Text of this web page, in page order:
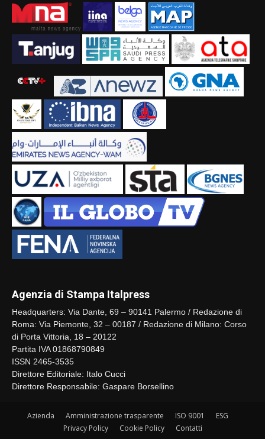
Agenzia di Stampa Italpress
Headquarters: Via Dante, 69 – 90141 Palermo / Redazione di
Roma: Via Piemonte, 32 – 00187 / Redazione di Milano: Corso
di Porta Vittoria, 18 – 20122
Partita IVA 01868790849
ISSN 2465-3535
Direttore Editoriale: Italo Cucci
Direttore Responsabile: Gaspare Borsellino
Azienda Amministrazione trasparente ISO 9001
ESG
Privacy Policy
Cookie Policy Contatti